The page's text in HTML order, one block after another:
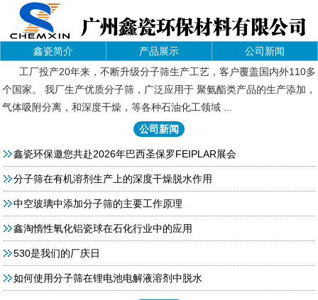
鑫瓷简介 产品展示
公司新闻
工厂投产20年来，不断升级分子筛生产工艺，客户覆盖国内外110多
个国家。 我厂生产优质分子筛，广泛应用于 聚氨酯类产品的生产添加，
气体吸附分离，和深度干燥，等各种石油化工领域 ...
公司新闻
鑫瓷环保邀您共赴2026年巴西圣保罗FEIPLAR展会
分子筛在有机溶剂生产上的深度干燥脱水作用
中空玻璃中添加分子筛的主要工作原理
鑫淘惰性氧化铝瓷球在石化行业中的应用
530是我们的厂庆日
如何使用分子筛在锂电池电解液溶剂中脱水